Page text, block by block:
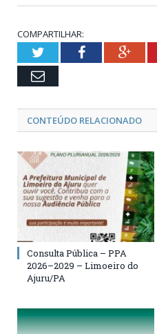
COMPARTILHAR:
TwitterFacebook
Email
CONTEÚDO RELACIONADO
Consulta Pública – PPA
2026–2029 – Limoeiro do
Ajuru/PA